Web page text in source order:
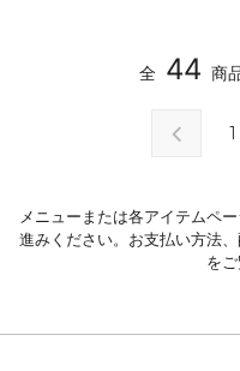
全 44 商
1
メニューまたは各アイテムペ
進みください。お支払い方法
をご